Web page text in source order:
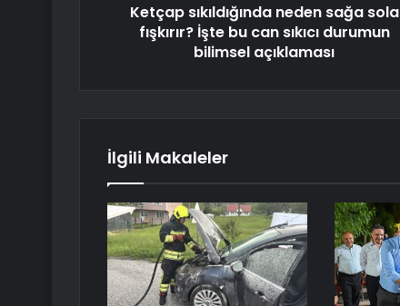
Ketçap sıkıldığında neden sağa sola
fışkırır? İşte bu can sıkıcı durumun
bilimsel açıklaması
İlgili Makaleler